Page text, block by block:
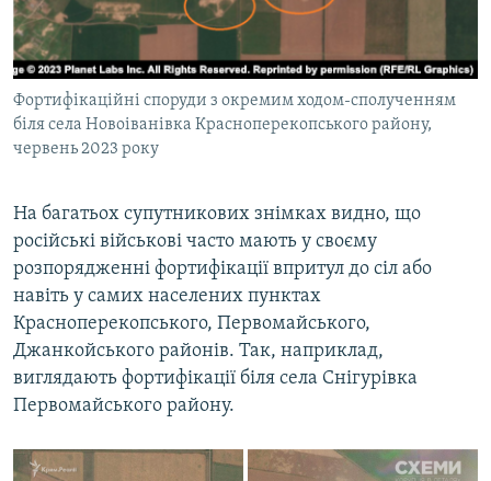
Фортифікаційні споруди з окремим ходом-сполученням
біля села Новоіванівка Красноперекопського району,
червень 2023 року
На багатьох супутникових знімках видно, що
російські військові часто мають у своєму
розпорядженні фортифікації впритул до сіл або
навіть у самих населених пунктах
Красноперекопського, Первомайського,
Джанкойського районів. Так, наприклад,
виглядають фортифікації біля села Снігурівка
Первомайського району.